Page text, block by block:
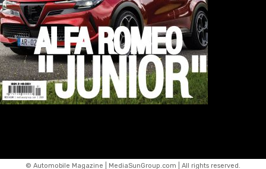
© Automobile Magazine | MediaSunGroup.com | All rights reserved.